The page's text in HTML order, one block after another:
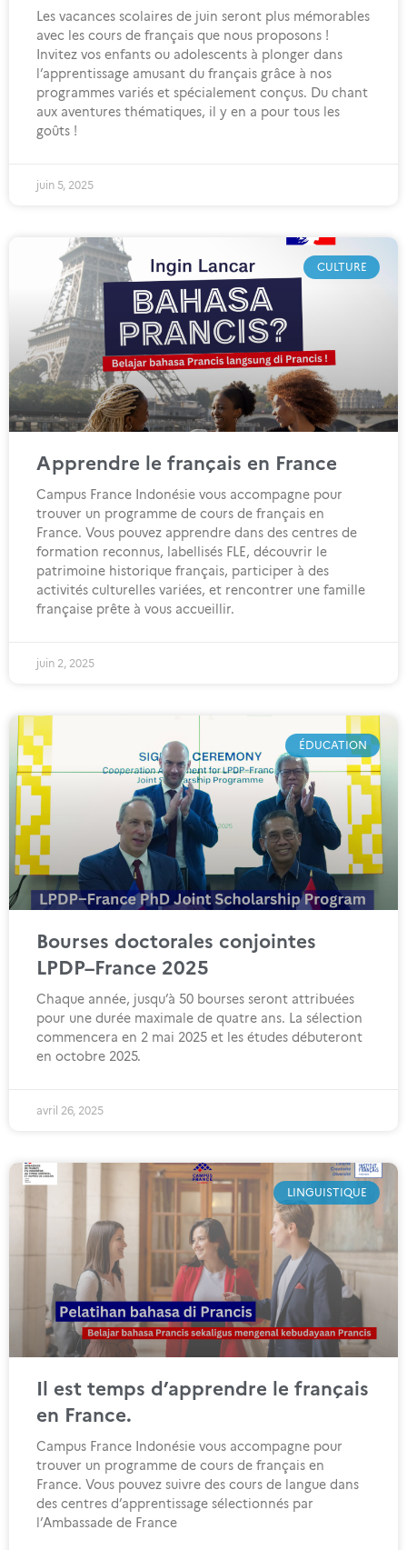
Les vacances scolaires de juin seront plus mémorables
avec les cours de français que nous proposons !
Invitez vos enfants ou adolescents à plonger dans
l’apprentissage amusant du français grâce à nos
programmes variés et spécialement conçus. Du chant
aux aventures thématiques, il y en a pour tous les
goûts !
juin 5, 2025
CULTURE
Apprendre le français en France
Campus France Indonésie vous accompagne pour
trouver un programme de cours de français en
France. Vous pouvez apprendre dans des centres de
formation reconnus, labellisés FLE, découvrir le
patrimoine historique français, participer à des
activités culturelles variées, et rencontrer une famille
française prête à vous accueillir.
juin 2, 2025
ÉDUCATION
Bourses doctorales conjointes
LPDP–France 2025
Chaque année, jusqu’à 50 bourses seront attribuées
pour une durée maximale de quatre ans. La sélection
commencera en 2 mai 2025 et les études débuteront
en octobre 2025.
avril 26, 2025
LINGUISTIQUE
Il est temps d’apprendre le français
en France.
Campus France Indonésie vous accompagne pour
trouver un programme de cours de français en
France. Vous pouvez suivre des cours de langue dans
des centres d’apprentissage sélectionnés par
l’Ambassade de France